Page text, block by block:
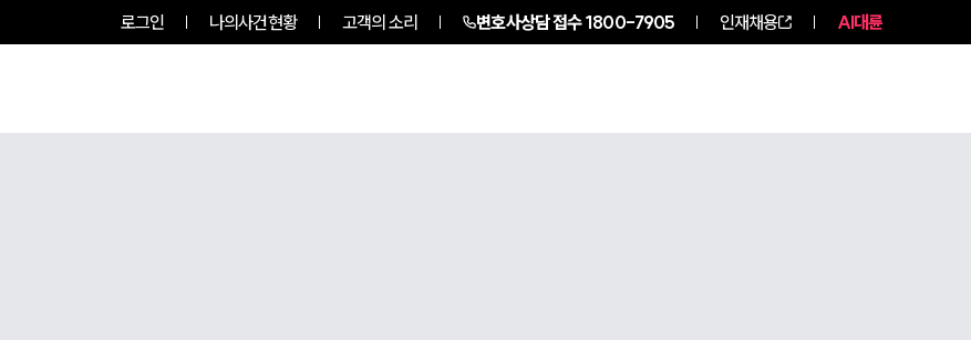
로그인 나의사건현황 고객의 소리 변호사상담 접수1800-7905 인재채용 AI대륜